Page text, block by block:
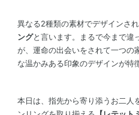
異なる2種類の素材でデザインさ
ングと言います。まるで今まで違
が、運命の出会いをされて一つの
な温かみある印象のデザインが特
本日は、指先から寄り添うお二人